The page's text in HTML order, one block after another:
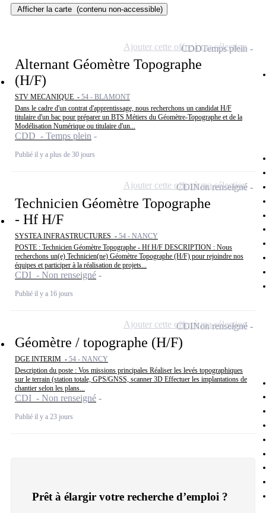
Afficher la carte (contenu non-accessible)
Alternant Géomètre Topographe
(H/F)
STV MECANIQUE - 54 - BLAMONT
Dans le cadre d'un contrat d'apprentissage, nous recherchons un candidat H/F
titulaire d'un bac pour préparer un BTS Métiers du Géomètre-Topographe et de la
Modélisation Numérique ou titulaire d'un...
CDD - Temps plein
Publié il y a plus de 30 jours
CDDTemps plein
Ajouter cette offre à ma sélection
Technicien Géomètre Topographe
- Hf H/F
SYSTEA INFRASTRUCTURES - 54 - NANCY
POSTE : Technicien Géomètre Topographe - Hf H/F DESCRIPTION : Nous
recherchons un(e) Technicien(ne) Géomètre Topographe (H/F) pour rejoindre nos
équipes et participer à la réalisation de projets...
CDI - Non renseigné
Publié il y a 16 jours
CDINon renseigné
Ajouter cette offre à ma sélection
Géomètre / topographe (H/F)
DGE INTERIM - 54 - NANCY
Description du poste : Vos missions principales Réaliser les levés topographiques
sur le terrain (station totale, GPS/GNSS, scanner 3D Effectuer les implantations de
chantier selon les plans...
CDI - Non renseigné
Publié il y a 23 jours
CDINon renseigné
Ajouter cette offre à ma sélection
Prêt à élargir votre recherche d’emploi ?